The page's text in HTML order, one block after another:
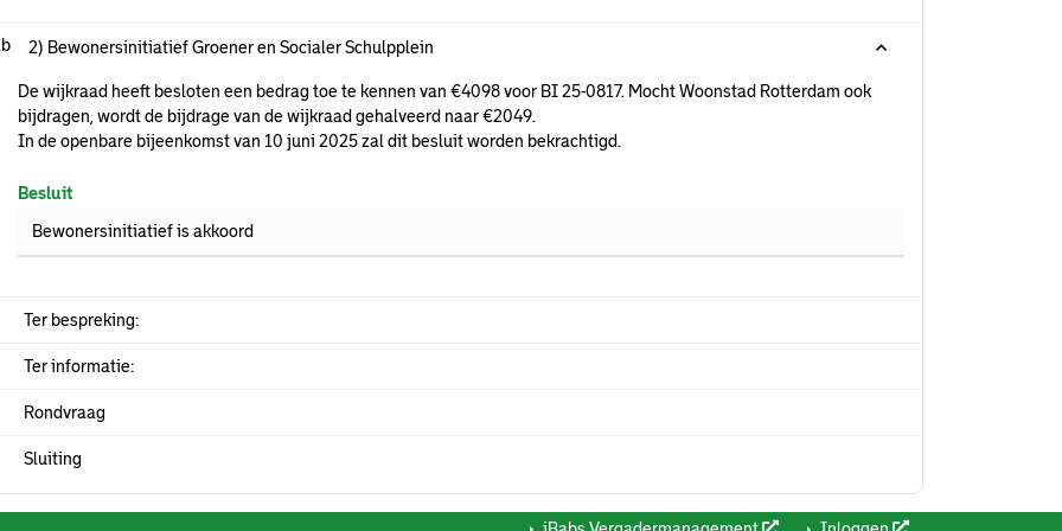
2) Bewonersinitiatief Groener en Socialer Schulpplein
De wijkraad heeft besloten een bedrag toe te kennen van €4098 voor BI 25-0817. Mocht Woonstad Rotterdam ook
bijdragen, wordt de bijdrage van de wijkraad gehalveerd naar €2049.
In de openbare bijeenkomst van 10 juni 2025 zal dit besluit worden bekrachtigd.
Besluit
Bewonersinitiatief is akkoord
Ter bespreking:
Ter informatie:
Rondvraag
Sluiting